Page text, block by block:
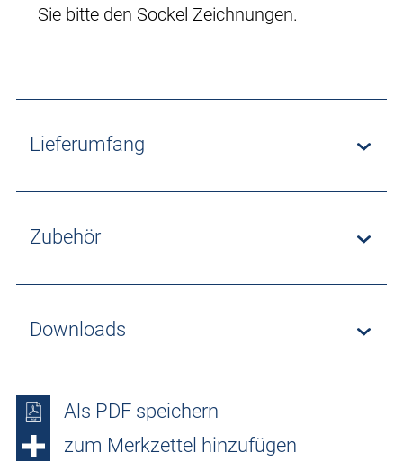
Sie bitte den Sockel Zeichnungen.
Lieferumfang
Zubehör
Downloads
Als PDF speichern
zum Merkzettel hinzufügen